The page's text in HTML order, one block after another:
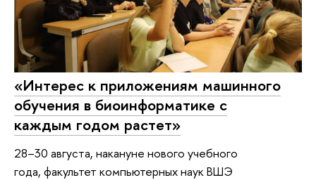
«Интерес к приложениям машинного
обучения в биоинформатике с
каждым годом растет»
28–30 августа, накануне нового учебного
года, факультет компьютерных наук ВШЭ